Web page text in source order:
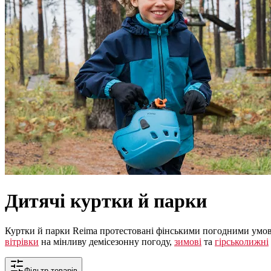
Дитячі куртки й парки
Куртки й парки Reima протестовані фінськими погодними
вітрівки на мінливу демісезонну погоду, зимові та гірськолижні